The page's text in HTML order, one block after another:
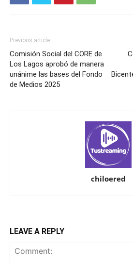
Previous article
Comisión Social del CORE de
Los Lagos aprobó de manera
unánime las bases del Fondo
de Medios 2025
chiloered
LEAVE A REPLY